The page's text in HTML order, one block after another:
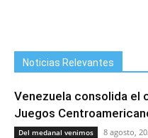
Noticias Relevantes
Venezuela consolida el
Juegos
Del medanal venimos 8 agosto,